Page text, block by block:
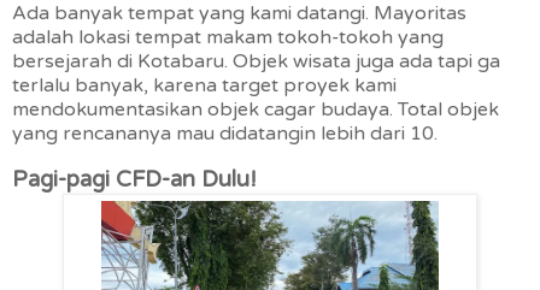
Ada banyak tempat yang kami datangi. Mayoritas
adalah lokasi tempat makam tokoh-tokoh yang
bersejarah di Kotabaru. Objek wisata juga ada tapi ga
terlalu banyak, karena target proyek kami
mendokumentasikan objek cagar budaya. Total objek
yang rencananya mau didatangin lebih dari 10.
Pagi-pagi CFD-an Dulu!